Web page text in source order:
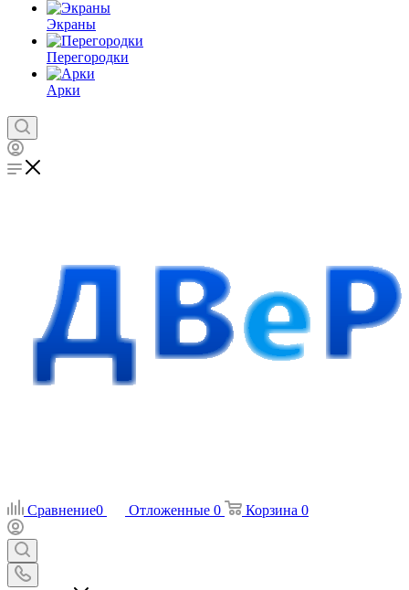
Экраны
Перегородки
Арки
Сравнение0 Отложенные 0 Корзина 0